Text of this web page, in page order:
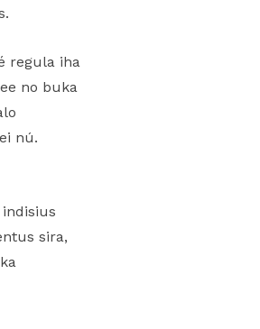
regula iha
no buka
nú.
sira,